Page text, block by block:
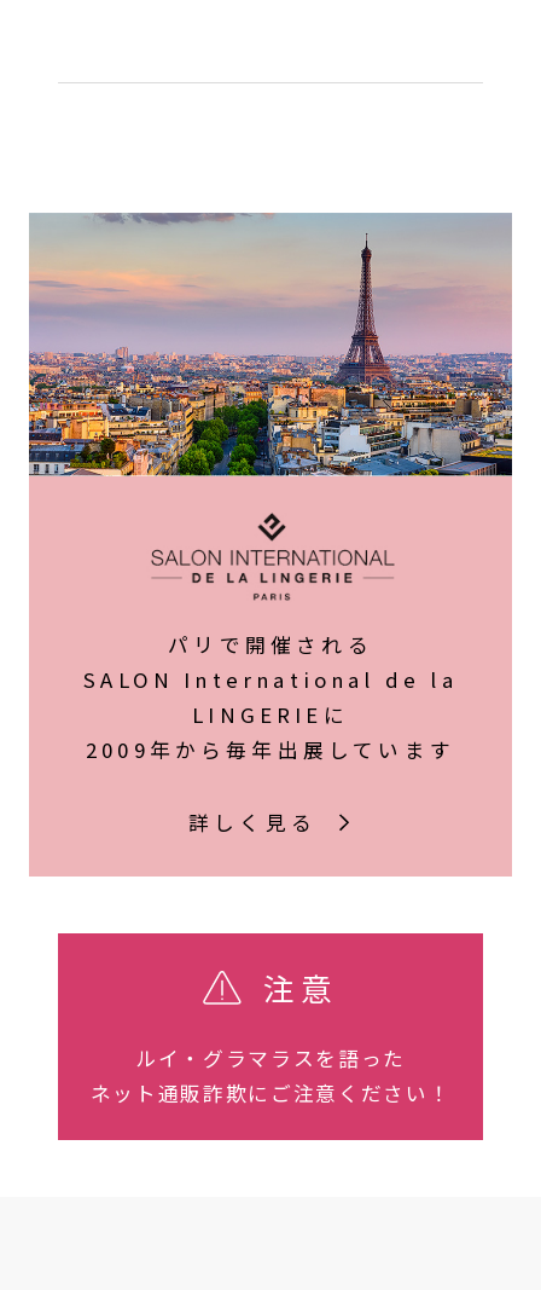
パリで開催される
SALON International de la
LINGERIEに
2009年から毎年出展しています
詳しく見る
注意
ルイ・グラマラスを語った
ネット通販詐欺にご注意ください！